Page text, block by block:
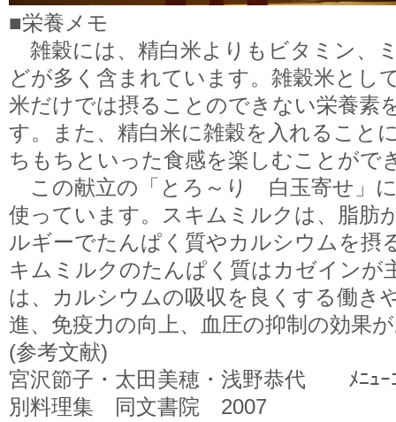
■栄養メモ
雑穀には、精白米よりもビタミン、
どが多く含まれています。雑穀米とし
米だけでは摂ることのできない栄養素
す。また、精白米に雑穀を入れること
ちもちといった食感を楽しむことがで
この献立の「とろ～り 白玉寄せ」
使っています。スキムミルクは、脂肪
ルギーでたんぱく質やカルシウムを摂
キムミルクのたんぱく質はカゼインが
は、カルシウムの吸収を良くする働き
進、免疫力の向上、血圧の抑制の効果
(参考文献)
宮沢節子・太田美穂・浅野恭代 ﾒﾆｭｰｺ
別料理集 同文書院 2007